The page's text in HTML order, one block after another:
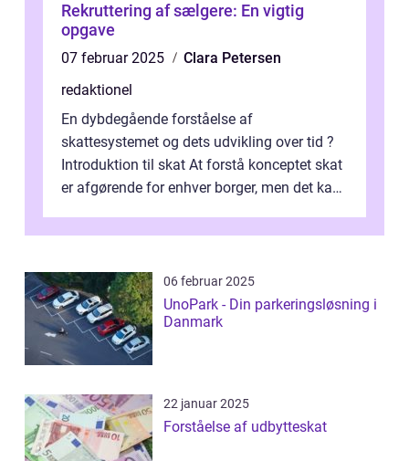
Rekruttering af sælgere: En vigtig
opgave
07 februar 2025
Clara Petersen
redaktionel
En dybdegående forståelse af
skattesystemet og dets udvikling over tid ?
Introduktion til skat At forstå konceptet skat
er afgørende for enhver borger, men det kan
06 februar 2025
UnoPark - Din parkeringsløsning i
Danmark
22 januar 2025
Forståelse af udbytteskat